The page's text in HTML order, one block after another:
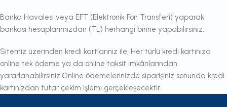
Banka Havalesi veya EFT (Elektronik Fon Transferi) yaparak
bankası hesaplarımızdan (TL) herhangi birine yapabilirsiniz.
Sitemiz üzerinden kredi kartlarınız ile, Her türlü kredi kartınıza
online tek ödeme ya da online taksit imkânlarından
yararlanabilirsiniz.Online ödemelerinizde siparişiniz sonunda kredi
kartınızdan tutar çekim işlemi gerçekleşecektir.